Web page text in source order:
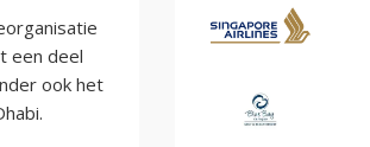
een deel
ook het